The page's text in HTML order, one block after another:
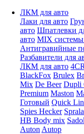
ЛКМ для авто
Лаки для авто
авто Шпатлевки
авто MIX системы
Антигравийные
Разбавители для
ЛКМ для авто 4CR
BlackFox Brulex
Mix De Beer Dupli
Premium Maston
Готовый Quick
Spies Hecker
HB Body mix
Auton Autop